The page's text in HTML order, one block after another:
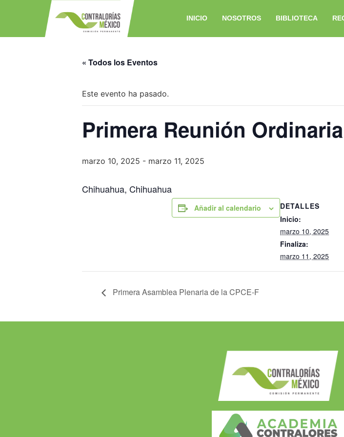
INICIO NOSOTROS BIBLIOTECA
« Todos los Eventos
Este evento ha pasado.
Primera Reunión
marzo 10, 2025 - marzo 11, 2025
Chihuahua, Chihuahua
Añadir al calendario
DETALLES
Inicio:
marzo 10, 2025
Finaliza:
marzo 11, 2025
Primera Asamblea Plenaria de la CPCE-F